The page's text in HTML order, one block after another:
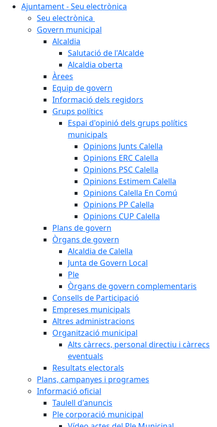
Ajuntament - Seu electrònica
Seu electrònica
Govern municipal
Alcaldia
Salutació de l'Alcalde
Alcaldia oberta
Àrees
Equip de govern
Informació dels regidors
Grups polítics
Espai d'opinió dels grups polítics
municipals
Opinions Junts Calella
Opinions ERC Calella
Opinions PSC Calella
Opinions Estimem Calella
Opinions Calella En Comú
Opinions PP Calella
Opinions CUP Calella
Plans de govern
Òrgans de govern
Alcaldia de Calella
Junta de Govern Local
Ple
Òrgans de govern complementaris
Consells de Participació
Empreses municipals
Altres administracions
Organització municipal
Alts càrrecs, personal directiu i càrrecs
eventuals
Resultats electorals
Plans, campanyes i programes
Informació oficial
Taulell d'anuncis
Ple corporació municipal